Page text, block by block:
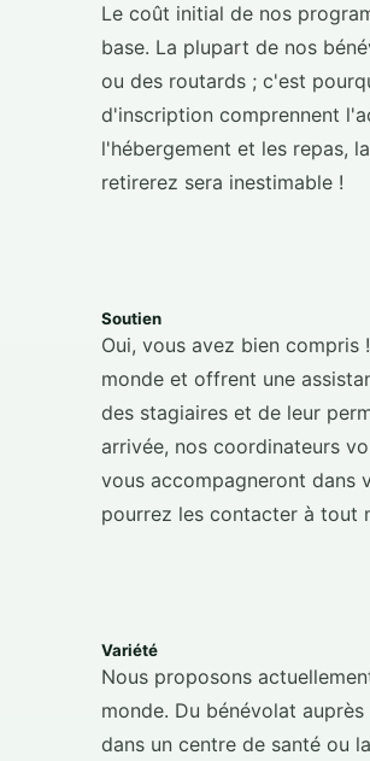
Le coût initial de nos
base. La plupart de nos
ou des routards ; c'est
d'inscription comprennent
l'hébergement et les repas,
retirerez sera inestimable !
Soutien
Oui, vous avez bien
monde et offrent une
des stagiaires et de leur
arrivée, nos coordinateurs
vous accompagneront dans
pourrez les contacter à tout
Variété
Nous proposons
monde. Du bénévolat
dans un centre de santé ou